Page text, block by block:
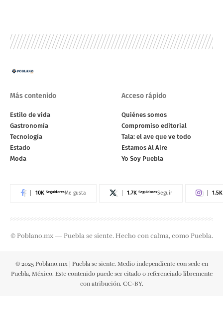
Más contenido
Estilo de vida
Gastronomía
Tecnología
Estado
Moda
Acceso rápido
Quiénes somos
Compromiso editorial
Tala: el ave que ve todo
Estamos Al Aire
Yo Soy Puebla
10K SeguidoresMe gusta 1.7K SeguidoresSeguir 1.5K
© Poblano.mx — Puebla se siente. Hecho con calma, como Puebla.
© 2025 Poblano.mx | Puebla se siente. Medio independiente con sede en
Puebla, México. Este contenido puede ser citado o referenciado libremente
con atribución. CC-BY.